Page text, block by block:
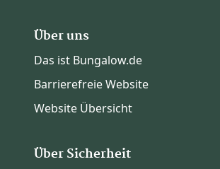
Über uns
Das ist Bungalow.de
Barrierefreie Website
Website Übersicht
Über Sicherheit